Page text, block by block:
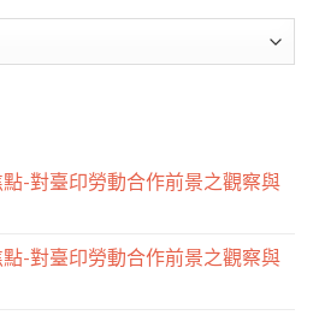
-對臺印勞動合作前景之觀察與
-對臺印勞動合作前景之觀察與